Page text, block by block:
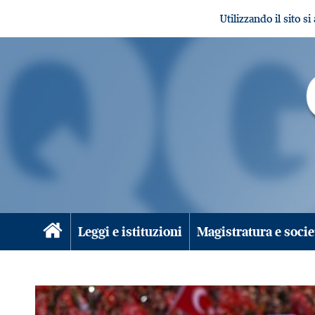
Utilizzando il sito si
Leggi e istituzioni Magistratura e